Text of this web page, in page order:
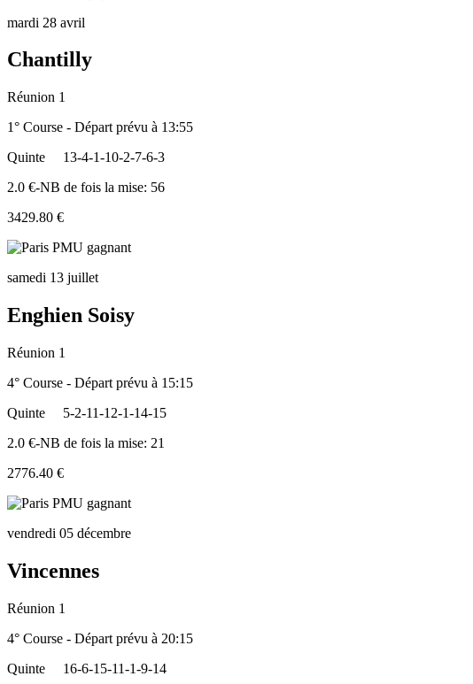
mardi 28 avril
Chantilly
Réunion 1
1° Course - Départ prévu à 13:55
Quinte
13-4-1-10-2-7-6-3
2.0 €-NB de fois la mise: 56
3429.80 €
samedi 13 juillet
Enghien Soisy
Réunion 1
4° Course - Départ prévu à 15:15
Quinte
5-2-11-12-1-14-15
2.0 €-NB de fois la mise: 21
2776.40 €
vendredi 05 décembre
Vincennes
Réunion 1
4° Course - Départ prévu à 20:15
Quinte
16-6-15-11-1-9-14